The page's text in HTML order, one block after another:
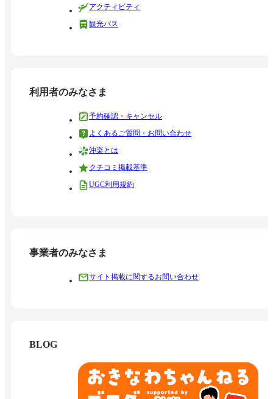
アクティビティ
観光バス
利用者のみなさま
予約確認・キャンセル
よくあるご質問・お問い合わせ
沖楽とは
クチコミ掲載基準
UGC利用規約
事業者のみなさま
サイト掲載に関するお問い合わせ
BLOG